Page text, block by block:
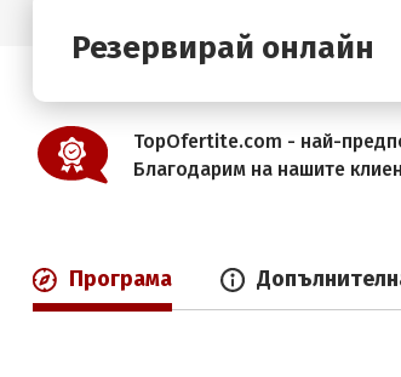
Резервирай онлайн
TopOfertite.com - най-
Благодарим на нашите
Програма